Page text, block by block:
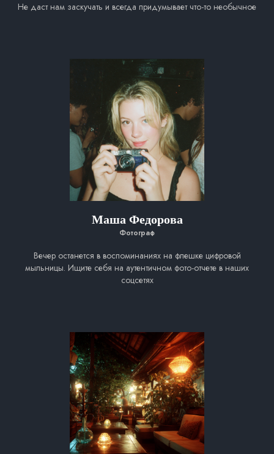
Не даст нам заскучать и всегда придумывает что-то необычное
Маша Федорова
Фотограф
Вечер останется в воспоминаниях на флешке цифровой
мыльницы. Ищите себя на аутентичном фото-отчете в наших
соцсетях